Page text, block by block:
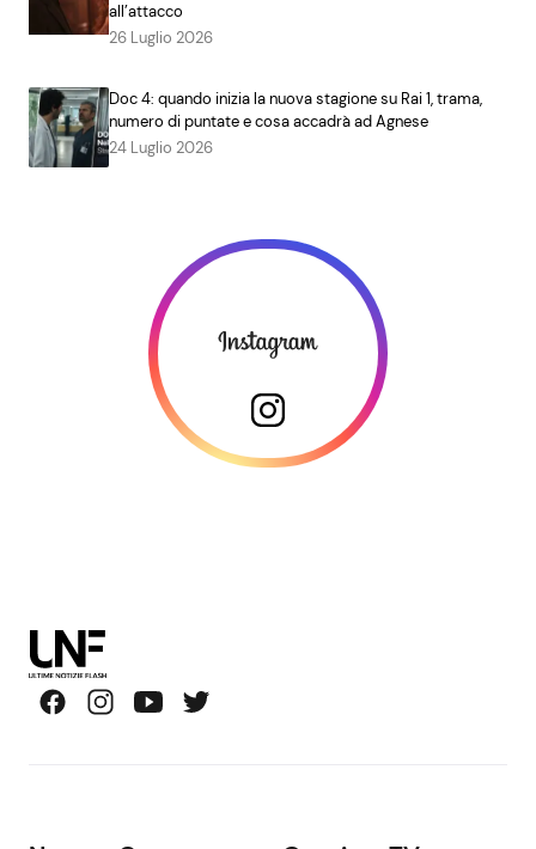
all’attacco
26 Luglio 2026
Doc 4: quando inizia la nuova stagione su Rai 1, trama,
numero di puntate e cosa accadrà ad Agnese
24 Luglio 2026